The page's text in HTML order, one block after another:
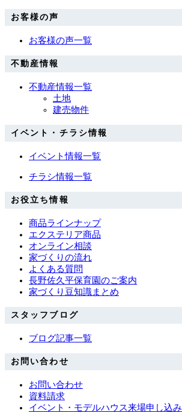
お客様の声
お客様の声一覧
不動産情報
不動産情報一覧
土地
建売物件
イベント・チラシ情報
イベント情報一覧
チラシ情報一覧
お役立ち情報
商品ラインナップ
エクステリア商品
オンライン相談
家づくりの流れ
よくある質問
長野佐久平保育園のご案内
家づくり豆知識まとめ
スタッフブログ
ブログ記事一覧
お問い合わせ
お問い合わせ
資料請求
イベント・モデルハウス来場申し込み